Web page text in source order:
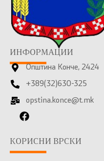
ИНФОРМАЦИИ
Општина Конче, 2424
+389(32)630-325
opstina.konce@t.mk
КОРИСНИ ВРСКИ